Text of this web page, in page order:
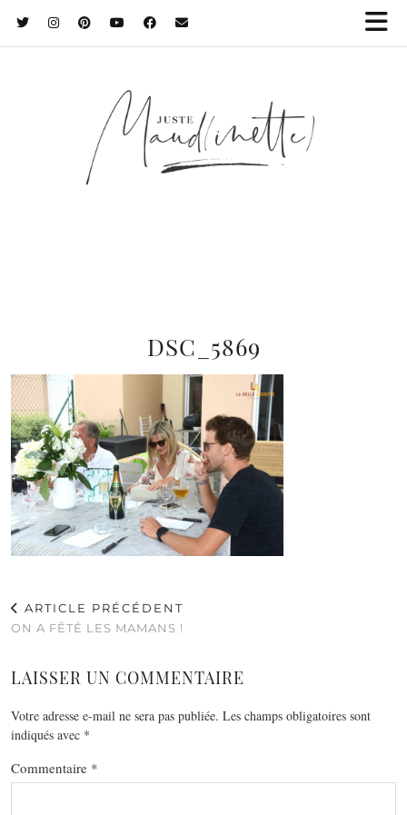
DSC_5869
ARTICLE PRÉCÉDENT
ON A FÊTÉ LES MAMANS !
LAISSER UN COMMENTAIRE
Votre adresse e-mail ne sera pas publiée. Les champs obligatoires sont
indiqués avec *
Commentaire *